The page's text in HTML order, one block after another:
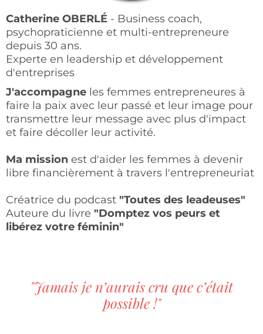
Catherine OBERLÉ - Business coach,
psychopraticienne et multi-entrepreneure
depuis 30 ans.
Experte en leadership et développement
d'entreprises
J'accompagne les femmes entrepreneures à
faire la paix avec leur passé et leur image pour
transmettre leur message avec plus d'impact
et faire décoller leur activité.
Ma mission est d'aider les femmes à devenir
libre financièrement à travers l'entrepreneuriat
Créatrice du podcast "Toutes des leadeuses"
Auteure du livre "Domptez vos peurs et
libérez votre féminin"
"Jamais je n’aurais cru que c’était
possible !"